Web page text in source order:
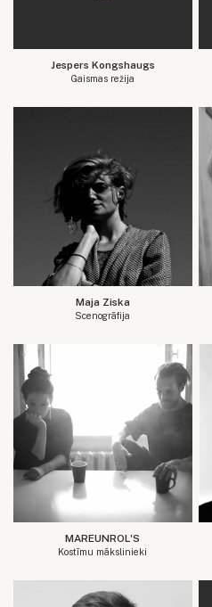
Jespers Kongshaugs
Gaismas režija
Maja Ziska
Scenogrāfija
MAREUNROL'S
Kostīmu mākslinieki